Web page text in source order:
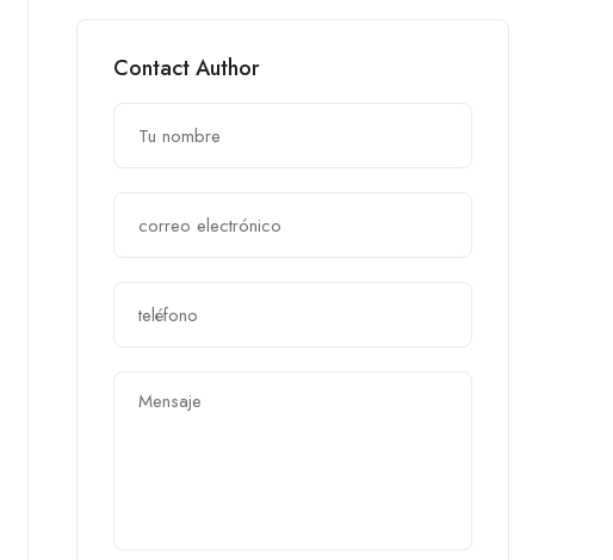
Contact Author